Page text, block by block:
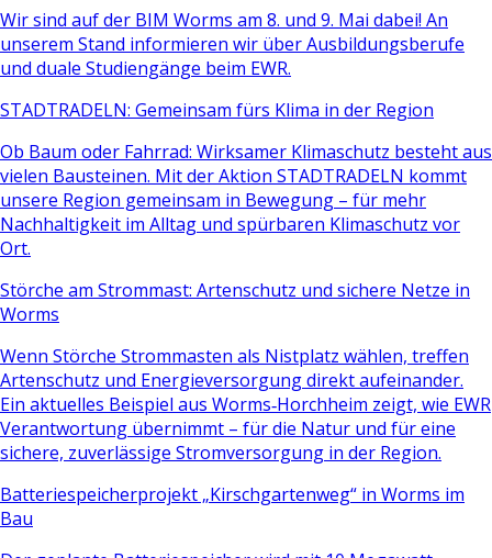
Wir sind auf der BIM Worms am 8. und 9. Mai dabei! An
unserem Stand informieren wir über Ausbildungsberufe
und duale Studiengänge beim EWR.
STADTRADELN: Gemeinsam fürs Klima in der Region
Ob Baum oder Fahrrad: Wirksamer Klimaschutz besteht aus
vielen Bausteinen. Mit der Aktion STADTRADELN kommt
unsere Region gemeinsam in Bewegung – für mehr
Nachhaltigkeit im Alltag und spürbaren Klimaschutz vor
Ort.
Störche am Strommast: Artenschutz und sichere Netze in
Worms
Wenn Störche Strommasten als Nistplatz wählen, treffen
Artenschutz und Energieversorgung direkt aufeinander.
Ein aktuelles Beispiel aus Worms‑Horchheim zeigt, wie EWR
Verantwortung übernimmt – für die Natur und für eine
sichere, zuverlässige Stromversorgung in der Region.
Batteriespeicherprojekt „Kirschgartenweg“ in Worms im
Bau